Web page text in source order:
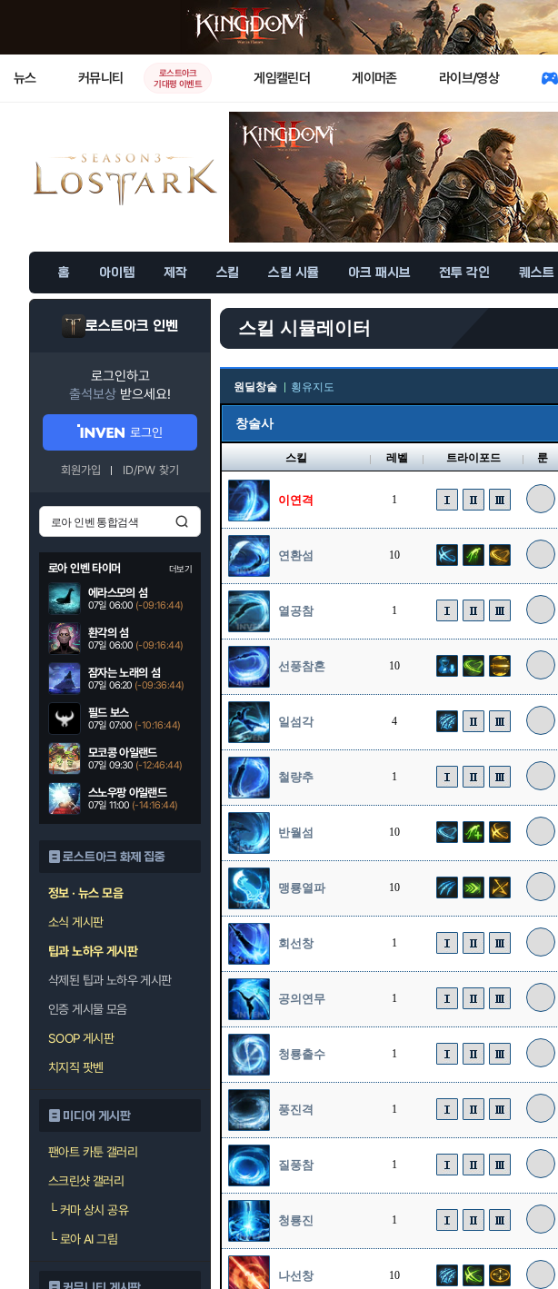
뉴스 커뮤니티
로스트아크
기대평 이벤트
게임캘린더 게이머존 라이브/영상
홈 아이템 제작 스킬 스킬 시뮬 아크 패시브 전투 각인 퀘스트
로스트아크 인벤
로그인하고
출석보상 받으세요!
로그인
회원가입 ID/PW 찾기
로아 인벤 타이머 더보기
에라스모의 섬
07일 06:00 (-09:16:43)
환각의 섬
07일 06:00 (-09:16:43)
잠자는 노래의 섬
07일 06:20 (-09:36:43)
필드 보스
07일 07:00 (-10:16:43)
모코콩 아일랜드
07일 09:30 (-12:46:43)
스노우팡 아일랜드
07일 11:00 (-14:16:43)
로스트아크 화제 집중
정보 · 뉴스 모음
소식 게시판
팁과 노하우 게시판
삭제된 팁과 노하우 게시판
인증 게시물 모음
SOOP 게시판
치지직 팟벤
미디어 게시판
팬아트 카툰 갤러리
스크린샷 갤러리
└커마 상시 공유
└로아 AI 그림
스킬 시뮬레이터
원딜창술 횡유지도
창술사
스킬 레벨 트라이포드 룬
이연격 1
연환섬 10
열공참 1
선풍참혼 10
일섬각 4
철량추 1
반월섬 10
맹룡열파 10
회선창 1
공의연무 1
청룡출수 1
풍진격 1
질풍참 1
청룡진 1
나선창 10